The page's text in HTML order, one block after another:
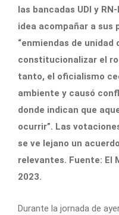
las bancadas UDI y
idea acompañar a sus
“enmiendas de unidad
constitucionalizar el
tanto, el oficialismo
ambiente y causó
donde indican que
ocurrir”. Las
se ve lejano un
relevantes. Fuente: El
2023.
Durante la jornada de